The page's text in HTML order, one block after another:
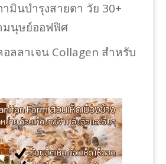
มินบำรุงสายตา วัย 30+
มนุษย์ออฟฟิศ
ลลาเจน Collagen สำหรับ